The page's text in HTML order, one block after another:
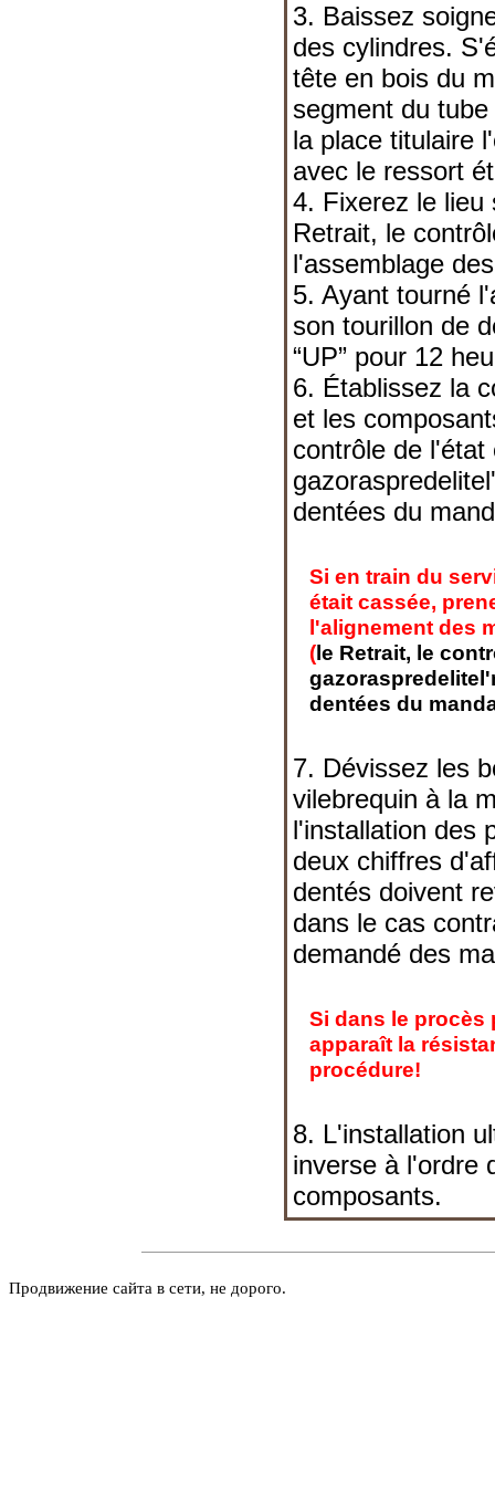
3. Baissez
des cylindres.
tête en bois du
segment du
la place titulaire
avec le ressort
4. Fixerez le lieu
Retrait, le
l'assemblage
5. Ayant tourné
son tourillon de
“UP” pour 12
6. Établissez la
et les
contrôle de l'état
dentées du
Si en train du
était cassée,
l'alignement des
(le Retrait, le
dentées du
7. Dévissez les
vilebrequin à la
l'installation des
deux chiffres
dentés doivent
dans le cas
demandé des
Si dans le
apparaît la
procédure!
8. L'installation
inverse à l'ordre
composants.
Продвижение сайта в сети, не дорого.